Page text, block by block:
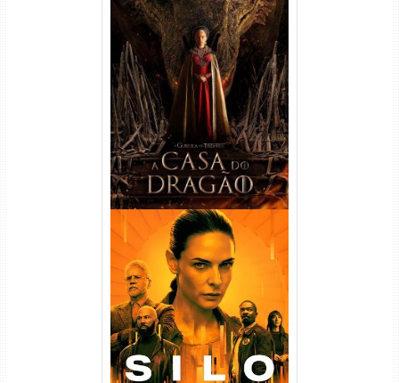
A Casa do Dragão 1ª
Temporada Torrent (2022)
WEB-DL 720p/1080p Dual
Áudio
Silo 1ª Temporada Torrent
(2023) WEB-DL
720p/1080p/4K Dual Áudio